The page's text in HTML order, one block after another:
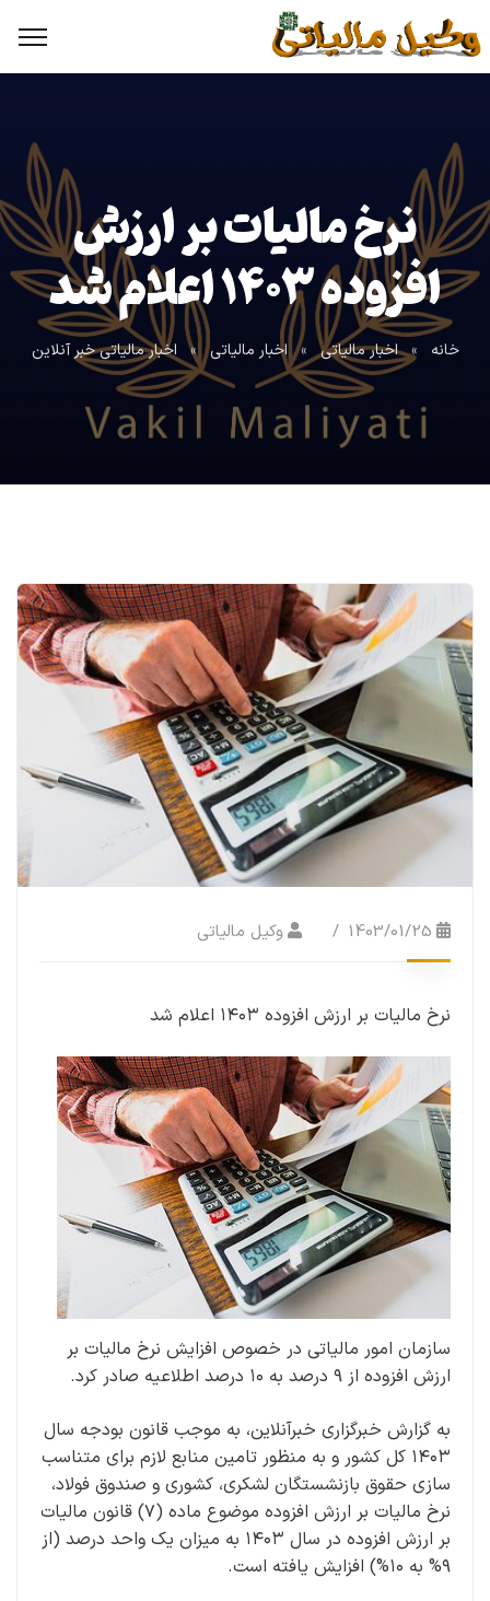
نرخ مالیات بر ارزش
افزوده ۱۴۰۳ اعلام شد
خانه » اخبار مالیاتی » اخبار مالیاتی » اخبار مالیاتی خبر آنلاین
1403/01/25 وکیل مالیاتی
نرخ مالیات بر ارزش افزوده ۱۴۰۳ اعلام شد
سازمان امور مالیاتی در خصوص افزایش نرخ مالیات بر
ارزش افزوده از ۹ درصد به ۱۰ درصد اطلاعیه صادر کرد.
به گزارش خبرگزاری خبرآنلاین، به ‌موجب قانون بودجه سال
۱۴۰۳ کل کشور و به منظور تامین منابع لازم برای متناسب
سازی حقوق بازنشستگان لشکری، کشوری و صندوق فولاد،
نرخ مالیات بر ارزش افزوده موضوع ماده (۷) قانون مالیات
بر ارزش افزوده در سال ۱۴۰۳ به میزان یک واحد درصد (از
۹% به ۱۰%) افزایش یافته است.